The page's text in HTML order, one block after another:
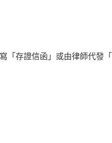
「存證信函」或由律師代發